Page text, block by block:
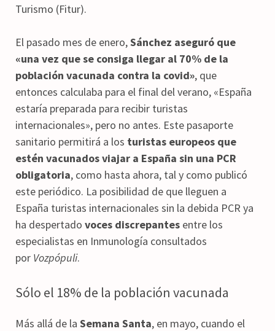
Turismo (Fitur).
El pasado mes de enero,Sánchez aseguró que
«una vez que se consiga llegar al 70% de la
población vacunada contra la covid», que
entonces calculaba para el final del verano, «España
estaría preparada para recibir turistas
internacionales», pero no antes. Este pasaporte
sanitario permitirá a los turistas europeos que
estén vacunados viajar a España sin una PCR
obligatoria, como hasta ahora, tal y como publicó
este periódico. La posibilidad de que lleguen a
España turistas internacionales sin la debida PCR ya
ha despertado voces discrepantes entre los
especialistas en Inmunología consultados
por Vozpópuli.
Sólo el 18% de la población vacunada
Más allá de la Semana Santa, en mayo, cuando el